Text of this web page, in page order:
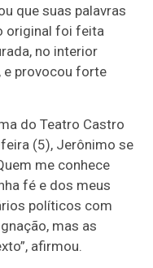
que suas palavras
original foi feita
no interior
e provocou forte
do Teatro Castro
(5), Jerônimo se
me conhece
fé e dos meus
políticos com
mas as
afirmou.